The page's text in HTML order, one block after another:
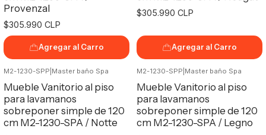
Provenzal
$305.990 CLP
Agregar al Carro
$305.990 CLP
Agregar al Carro
M2-1230-SPP Master baño Spa
Mueble Vanitorio al piso
para lavamanos
sobreponer simple de 120
cm M2-1230-SPA / Notte
M2-1230-SPP Master baño Spa
Mueble Vanitorio al piso
para lavamanos
sobreponer simple de 120
cm M2-1230-SPA / Legno